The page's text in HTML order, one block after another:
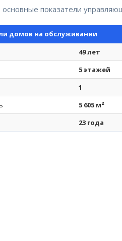
показатели
домов на обслуживании
49 лет
5 этажей
1
5 605 м²
23 года